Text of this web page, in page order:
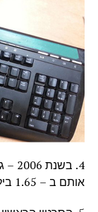
4.
אותם ב – 1.65 ביליון דולר.